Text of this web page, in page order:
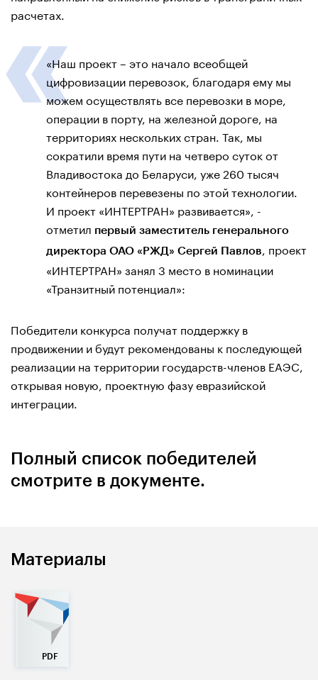
расчетах.
«Наш проект – это начало всеобщей
цифровизации перевозок, благодаря ему мы
можем осуществлять все перевозки в море,
операции в порту, на железной дороге, на
территориях нескольких стран. Так, мы
сократили время пути на четверо суток от
Владивостока до Беларуси, уже 260 тысяч
контейнеров перевезены по этой технологии.
И проект «ИНТЕРТРАН» развивается», -
отметил первый заместитель генерального
директора ОАО «РЖД» Сергей Павлов , проект
«ИНТЕРТРАН» занял 3 место в номинации
«Транзитный потенциал»:
Победители конкурса получат поддержку в
продвижении и будут рекомендованы к последующей
реализации на территории государств-членов ЕАЭС,
открывая новую, проектную фазу евразийской
интеграции.
Полный список победителей
смотрите в документе.
Материалы